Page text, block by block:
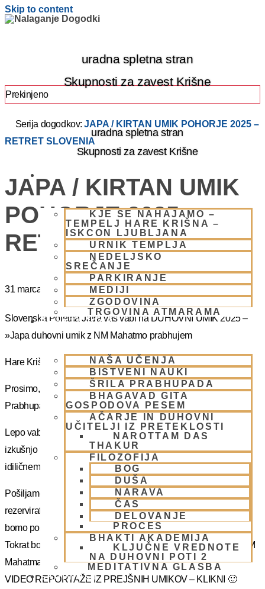
Skip to content
uradna spletna stran
Skupnosti za zavest Krišne
uradna spletna stran
Skupnosti za zavest Krišne
KJE SE NAHAJAMO –
TEMPELJ HARE KRIŠNA –
ISKCON LJUBLJANA
URNIK TEMPLJA
NEDELJSKO
SREČANJE
PARKIRANJE
MEDIJI
ZGODOVINA
TRGOVINA ATMARAMA
BHAKTI JOGA
NAŠA UČENJA
BISTVENI NAUKI
ŠRILA PRABHUPADA
BHAGAVAD GITA
GOSPODOVA PESEM
AČARJE IN DUHOVNI
UČITELJI IZ PRETEKLOSTI
NAROTTAM DAS
THAKUR
FILOZOFIJA
BOG
DUŠA
NARAVA
ČAS
DELOVANJE
PROCES
BHAKTI AKADEMIJA
KLJUČNE VREDNOTE
NA DUHOVNI POTI 2
MEDITATIVNA GLASBA
SKUPNOST
Prekinjeno
Serija dogodkov:JAPA / KIRTAN UMIK POHORJE 2025 –
RETRET SLOVENIA
JAPA / KIRTAN UMIK
POHORJE 2025 –
RETRET SLOVENIA
31 marca
Slovenska Poletna Jatra vas vabi na DUHOVNI UMIK 2025 –
»Japa duhovni umik z NM Mahatmo prabhujem
Hare Krišna, dragi bhakte!
Prosimo, sprejmite naše ponižno spoštovanje! Vsa slava Šrila
Prabhupadu!
Lepo vabljeni na 5-dnevno nepozabno transcendentalno
izkušnjo na DUHOVNI UMIK, ki bo potekal sredi gozdov na
idiličnem Pohorju.
Pošiljamo vam samo osnovno informacijo tako da si lahko
rezervirate dopust. Več podatkov in možnost za prijavo vam
bomo poslal kasneje.
Tokrat bo z nami Šrila Prabhupadov učenec, duhovni učitelj NM
Mahatma prabhu. Redka priložnost, ki jo ne velja izpustiti.
VIDEO REPORTAŽE IZ PREJŠNIH UMIKOV – KLIKNI 🙂